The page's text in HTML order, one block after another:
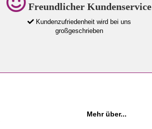
Freundlicher Kundenservice
Kundenzufriedenheit wird bei uns
großgeschrieben
Mehr über...